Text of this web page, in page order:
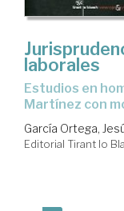
laborales
estudios en homenaje al profesor Ramírez
Martínez con
García Ortega,
Editorial Tirant lo